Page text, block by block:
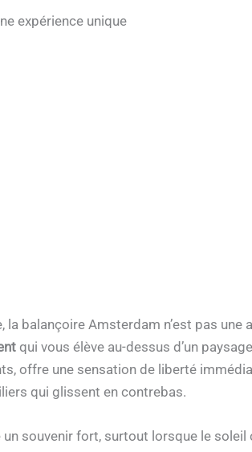
expérience unique
la balançoire Amsterdam n’est pas une
qui vous élève au-dessus d’un
offre une sensation de liberté
qui glissent en contrebas.
souvenir fort, surtout lorsque le